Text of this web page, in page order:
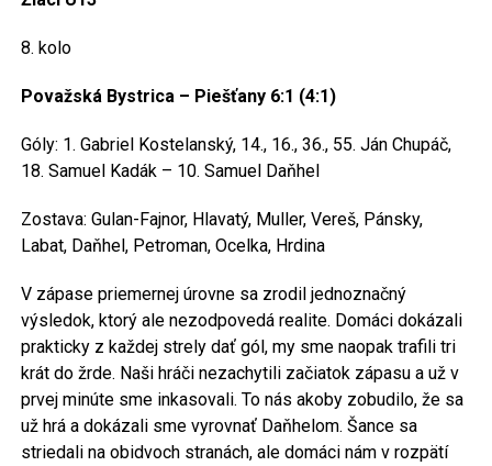
8. kolo
Považská Bystrica – Piešťany 6:1 (4:1)
Góly: 1. Gabriel Kostelanský, 14., 16., 36., 55. Ján Chupáč,
18. Samuel Kadák – 10. Samuel Daňhel
Zostava: Gulan-Fajnor, Hlavatý, Muller, Vereš, Pánsky,
Labat, Daňhel, Petroman, Ocelka, Hrdina
V zápase priemernej úrovne sa zrodil jednoznačný
výsledok, ktorý ale nezodpovedá realite. Domáci dokázali
prakticky z každej strely dať gól, my sme naopak trafili tri
krát do žrde. Naši hráči nezachytili začiatok zápasu a už v
prvej minúte sme inkasovali. To nás akoby zobudilo, že sa
už hrá a dokázali sme vyrovnať Daňhelom. Šance sa
striedali na obidvoch stranách, ale domáci nám v rozpätí